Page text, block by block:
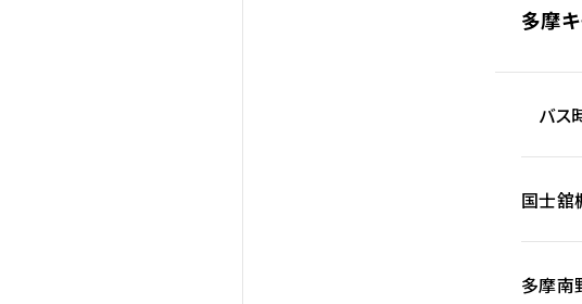
多摩
バス
国士舘
多摩南